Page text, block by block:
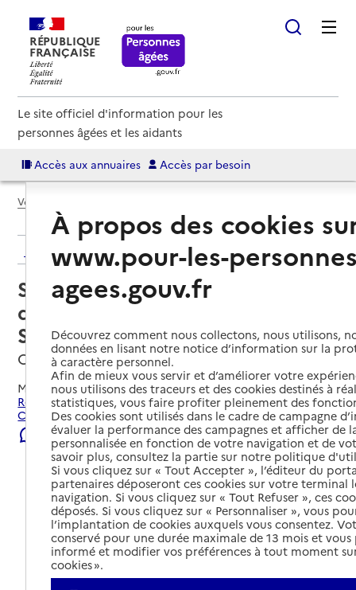
RÉPUBLIQUE
FRANÇAISE
Le site officiel d'information pour les
personnes âgées et les aidants
Accès aux annuaires Accès par besoin
Voir le fil d’Ariane
Retour aux résultats de l'annuaire
Service de soins infirmiers à
domicile – SSIAD - Association
SAPA
Courbevoie, HAUTS-DE-SEINE
Mis à jour le06/08/2026
Rechercher les établissements et services autour de
Courbevoie.
Signaler une erreur
À propos des cookies
www.pour-les-
agees.gouv.fr
Découvrez comment nous collectons, nous utilisons,
données en lisant notre notice d’information sur la
à caractère personnel.
Afin de mieux vous servir et d’améliorer votre
nous utilisons des traceurs et des cookies destinés à
statistiques, vous faire profiter pleinement des
Des cookies sont utilisés dans le cadre de campagne
évaluer la performance des campagnes et afficher de
personnalisée en fonction de votre navigation et de
savoir plus, consultez la partie sur notre politique
Si vous cliquez sur « Tout Accepter », l’éditeur du
partenaires déposeront ces cookies sur votre terminal
navigation. Si vous cliquez sur « Tout Refuser », ces
déposés. Si vous cliquez sur « Personnaliser », vous
l’implantation de cookies auxquels vous consentez.
conservé pour une durée maximale de 13 mois et
informé et modifier vos préférences à tout moment
cookies ».